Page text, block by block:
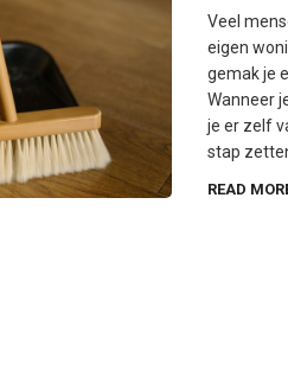
Veel
eigen
gemak je
Wanneer
je er zelf
stap
READ